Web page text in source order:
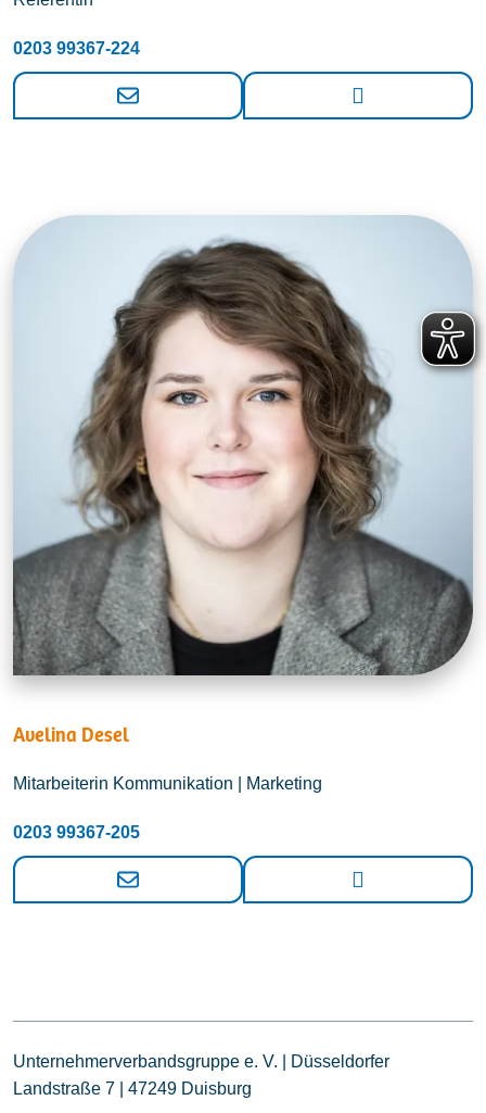
0203 99367-224
Avelina Desel
Mitarbeiterin Kommunikation | Marketing
0203 99367-205
Unternehmerverbandsgruppe e. V. | Düsseldorfer
Landstraße 7 | 47249 Duisburg